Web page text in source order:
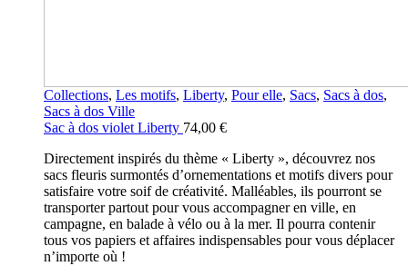
Collections, Les motifs, Liberty, Pour elle, Sacs, Sacs à dos,
Sacs à dos Ville
Sac à dos violet Liberty 74,00 €
Directement inspirés du thème « Liberty », découvrez nos
sacs fleuris surmontés d’ornementations et motifs divers pour
satisfaire votre soif de créativité. Malléables, ils pourront se
transporter partout pour vous accompagner en ville, en
campagne, en balade à vélo ou à la mer. Il pourra contenir
tous vos papiers et affaires indispensables pour vous déplacer
n’importe où !